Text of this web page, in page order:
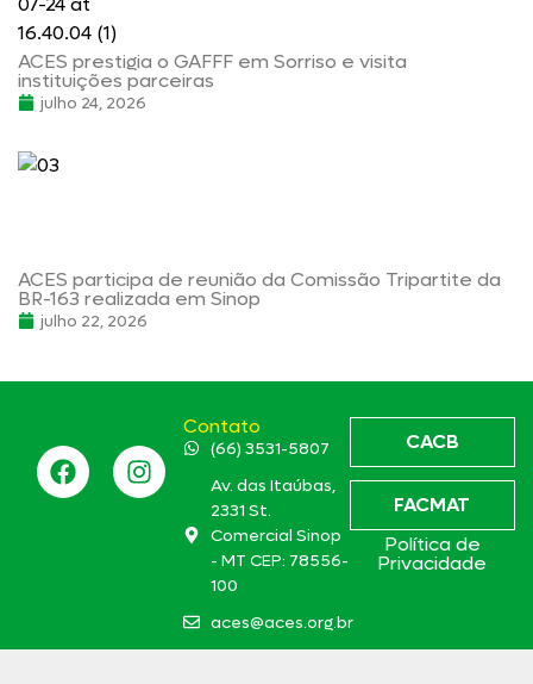
ACES prestigia o GAFFF em Sorriso e visita
instituições parceiras
julho 24, 2026
ACES participa de reunião da Comissão Tripartite da
BR-163 realizada em Sinop
julho 22, 2026
Contato
(66) 3531-5807
Av. das Itaúbas,
2331 St.
Comercial Sinop
- MT CEP: 78556-
100
aces@aces.org.br
CACB
FACMAT
Política de
Privacidade